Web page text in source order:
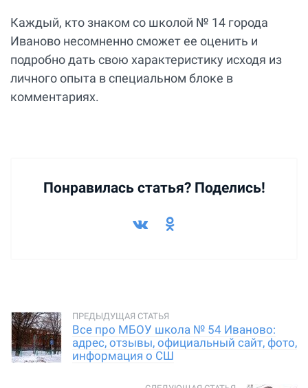
Каждый, кто знаком со школой № 14 города
Иваново несомненно сможет ее оценить и
подробно дать свою характеристику исходя из
личного опыта в специальном блоке в
комментариях.
Понравилась статья? Поделись!
Все про МБОУ школа № 54 Иваново:
адрес, отзывы, официальный сайт, фото,
информация о СШ